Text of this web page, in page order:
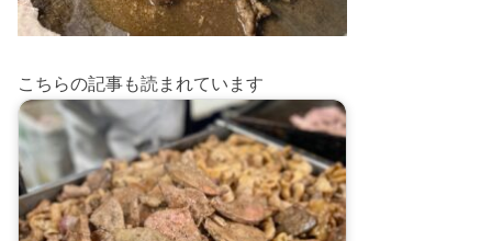
こちらの記事も読まれています